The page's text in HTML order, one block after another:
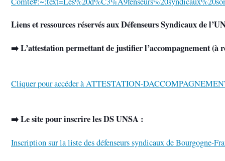
Liens et ressources réservés aux Défenseurs Syndicaux de
➡️ L’attestation permettant de justifier l’accompagnement
Cliquer pour accéder à ATTESTATION-
➡️ Le site pour inscrire les DS UNSA :
Inscription sur la liste des défenseurs syndicaux de Bourgogne-